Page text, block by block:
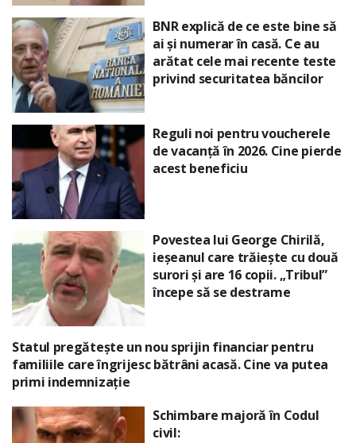
BNR explică de ce este bine să
ai și numerar în casă. Ce au
arătat cele mai recente teste
privind securitatea băncilor
Reguli noi pentru voucherele
de vacanță în 2026. Cine pierde
acest beneficiu
Povestea lui George Chirilă,
ieșeanul care trăiește cu două
surori și are 16 copii. „Tribul”
începe să se destrame
Statul pregătește un nou sprijin financiar pentru
familiile care îngrijesc bătrâni acasă. Cine va putea
primi indemnizație
Schimbare majoră în Codul
civil: